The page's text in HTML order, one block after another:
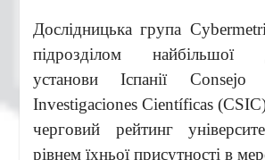
Дослідницька група
підрозділом найбільшої
установи Іспанії
Investigaciones Científicas
черговий рейтинг
рівнем їхньої присутності в